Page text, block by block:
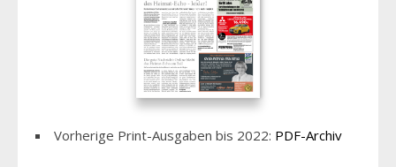
Vorherige Print-Ausgaben bis 2022: PDF-Archiv